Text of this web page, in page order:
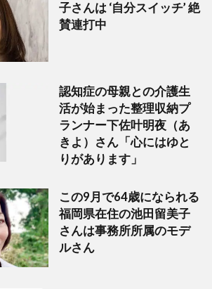
子さんは ‘自分スイッチ’ 絶
賛連打中
認知症の母親との介護生
活が始まった整理収納プ
ランナー下佐叶明夜（あ
きよ）さん「心にはゆと
りがあります」
この9月で64歳になられる
福岡県在住の池田留美子
さんは事務所所属のモデ
ルさん